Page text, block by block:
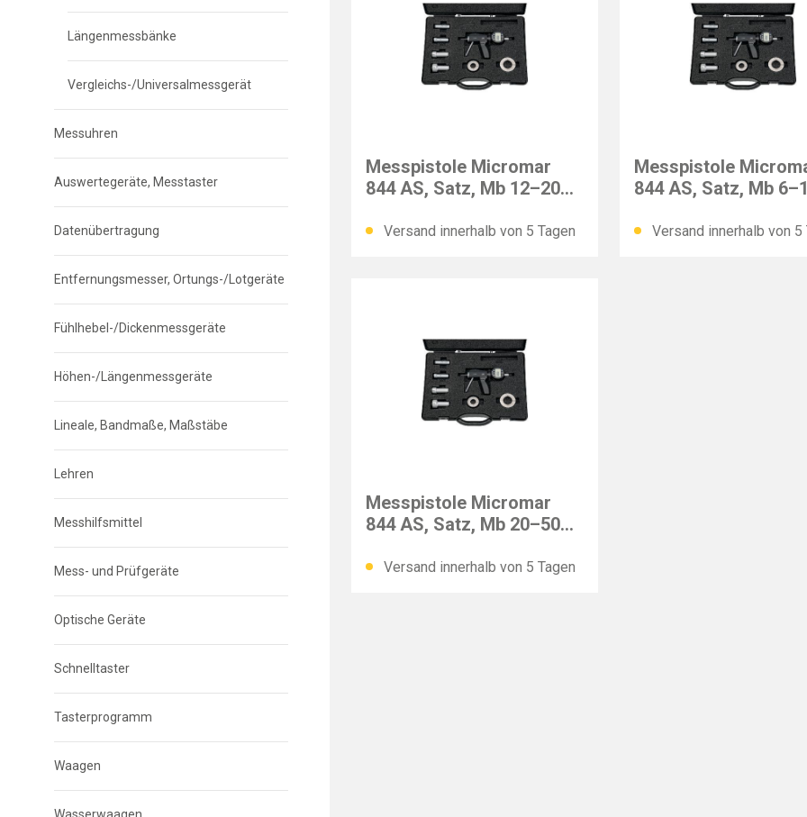
Längenmessbänke
Vergleichs-/Universalmessgerät
Messuhren
Auswertegeräte, Messtaster
Datenübertragung
Entfernungsmesser, Ortungs-/Lotgeräte
Fühlhebel-/Dickenmessgeräte
Höhen-/Längenmessgeräte
Lineale, Bandmaße, Maßstäbe
Lehren
Messhilfsmittel
Mess- und Prüfgeräte
Optische Geräte
Schnelltaster
Tasterprogramm
Waagen
Messpistole Micromar
844 AS, Satz, Mb 12–20
Versand innerhalb von 5 Tagen
Messpistole
844 AS, Satz, Mb
Versand innerhalb von 5
Messpistole Micromar
844 AS, Satz, Mb 20–50
Versand innerhalb von 5 Tagen